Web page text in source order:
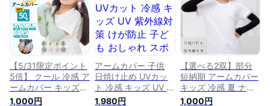
ども用 吸水 速乾 お
しゃれ アームカバー
スポーツ 涼しい ク
ール 男の子 女の子
紫外線対策 遮光 お
しゃれ 夏用
ー 子ども UVカット
uv 涼しい おしゃれ
腕カバー スポーツ
涼しい クール 男の
子 女の子紫外線対策
日本製
の子 女の子 小学生
部活 冷感アームカバ
ー 吸汗速乾 3-12歳
子供 日焼け防止
【5/31限定ポイント
5倍】 クール 冷感 ア
ームカバー キッズ
子供 アウトドア 腕
1,000円
アームカバー 子供
日焼け止め UVカッ
ト 冷感 キッズ UV 紫
外線対策 けが防止
1,980円
【選べる2双】部分
短納期 アームカバー
キッズ 冷感 夏 ナチ
ュラル クール アー
1,000円